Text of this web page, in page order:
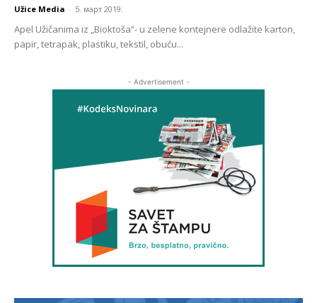
Užice Media - 5. март 2019.
Apel Užičanima iz „Bioktoša“- u zelene kontejnere odlažite karton,
papir, tetrapak, plastiku, tekstil, obuću...
- Advertisement -